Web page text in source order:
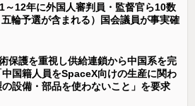
12年に外国人審判員・監督官ら10数
輪予選が含まれる）国会議員が事実確
保護を重視し供給連鎖から中国系を完
国籍人員をSpaceX向けの生産に関わ
設備・部品を使わないこと」を要求